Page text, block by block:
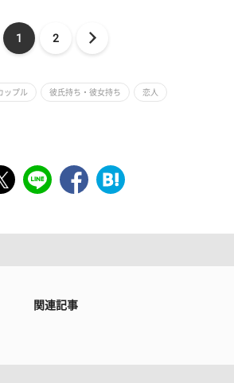
1 2
ップル 彼氏持ち・彼女持ち 恋人
関連記事